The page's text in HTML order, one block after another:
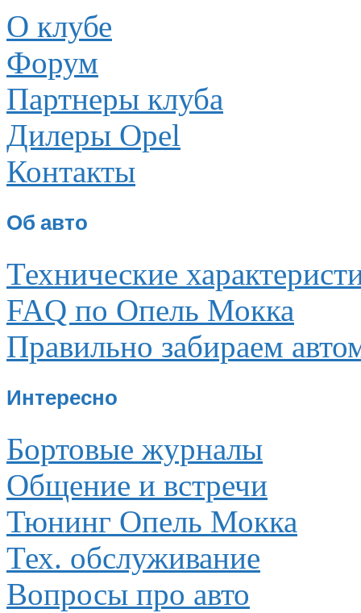
О клубе
Форум
Партнеры клуба
Дилеры Opel
Контакты
Об авто
Технические
FAQ по Опель Мокка
Правильно забираем
Интересно
Бортовые журналы
Общение и встречи
Тюнинг Опель Мокка
Тех. обслуживание
Вопросы про авто